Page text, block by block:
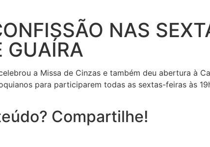
NAS
GUAÍRA
a Missa de Cinzas e também deu abertura à
para participarem todas as sextas-feiras às
Compartilhe!